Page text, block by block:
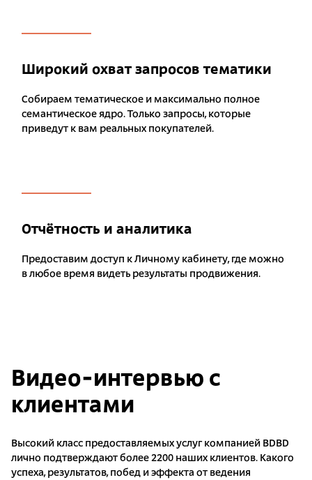
Широкий охват запросов тематики
Собираем тематическое и максимально полное
семантическое ядро. Только запросы, которые
приведут к вам реальных покупателей.
Отчётность и аналитика
Предоставим доступ к Личному кабинету, где можно
в любое время видеть результаты продвижения.
Видео-интервью с
клиентами
Высокий класс предоставляемых услуг компанией BDBD
лично подтверждают более 2200 наших клиентов. Какого
успеха, результатов, побед и эффекта от ведения